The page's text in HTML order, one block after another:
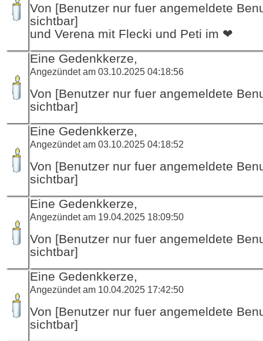
Von [Benutzer nur fuer angemeldete
sichtbar]
und Verena mit Flecki und Peti im ❤
Eine Gedenkkerze,
Angezündet am 03.10.2025 04:18:56
Von [Benutzer nur fuer angemeldete
sichtbar]
Eine Gedenkkerze,
Angezündet am 03.10.2025 04:18:52
Von [Benutzer nur fuer angemeldete
sichtbar]
Eine Gedenkkerze,
Angezündet am 19.04.2025 18:09:50
Von [Benutzer nur fuer angemeldete
sichtbar]
Eine Gedenkkerze,
Angezündet am 10.04.2025 17:42:50
Von [Benutzer nur fuer angemeldete
sichtbar]